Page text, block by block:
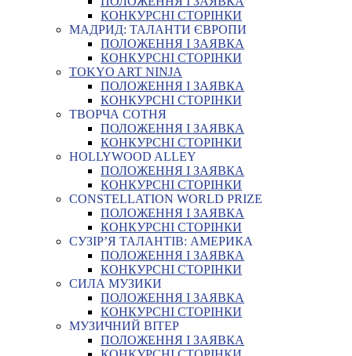
КОНКУРСНІ СТОРІНКИ
МАДРИД: ТАЛАНТИ ЄВРОПИ
ПОЛОЖЕННЯ І ЗАЯВКА
КОНКУРСНІ СТОРІНКИ
TOKYO ART NINJA
ПОЛОЖЕННЯ І ЗАЯВКА
КОНКУРСНІ СТОРІНКИ
ТВОРЧА СОТНЯ
ПОЛОЖЕННЯ І ЗАЯВКА
КОНКУРСНІ СТОРІНКИ
HOLLYWOOD ALLEY
ПОЛОЖЕННЯ І ЗАЯВКА
КОНКУРСНІ СТОРІНКИ
CONSTELLATION WORLD PRIZE
ПОЛОЖЕННЯ І ЗАЯВКА
КОНКУРСНІ СТОРІНКИ
СУЗІР’Я ТАЛАНТІВ: АМЕРИКА
ПОЛОЖЕННЯ І ЗАЯВКА
КОНКУРСНІ СТОРІНКИ
СИЛА МУЗИКИ
ПОЛОЖЕННЯ І ЗАЯВКА
КОНКУРСНІ СТОРІНКИ
МУЗИЧНИЙ ВІТЕР
ПОЛОЖЕННЯ І ЗАЯВКА